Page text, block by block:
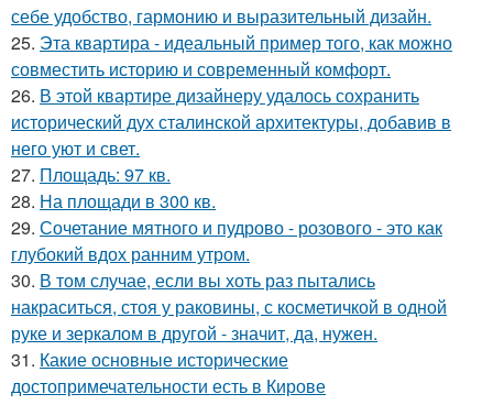
себе удобство, гармонию и выразительный дизайн.
25. Эта квартира - идеальный пример того, как можно
совместить историю и современный комфорт.
26. В этой квартире дизайнеру удалось сохранить
исторический дух сталинской архитектуры, добавив в
него уют и свет.
27. Площадь: 97 кв.
28. На площади в 300 кв.
29. Сочетание мятного и пудрово - розового - это как
глубокий вдох ранним утром.
30. В том случае, если вы хоть раз пытались
накраситься, стоя у раковины, с косметичкой в одной
руке и зеркалом в другой - значит, да, нужен.
31. Какие основные исторические
достопримечательности есть в Кирове